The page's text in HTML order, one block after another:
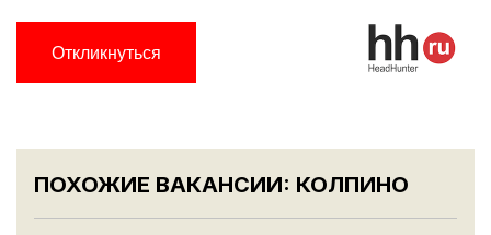
Откликнуться
ПОХОЖИЕ ВАКАНСИИ: КОЛПИНО